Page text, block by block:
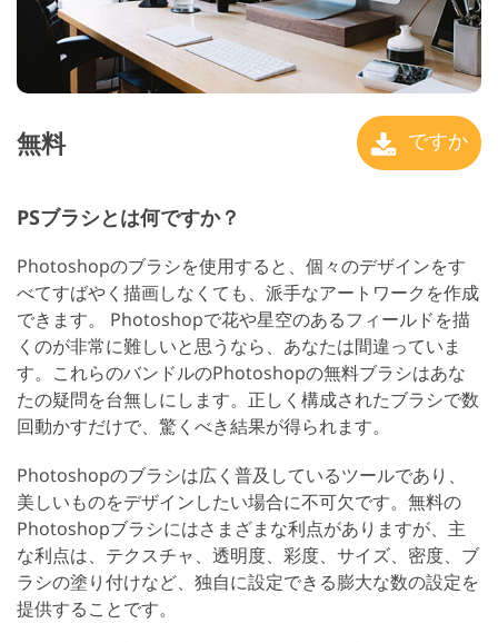
無料 ですか
PSブラシとは何ですか？
Photoshopのブラシを使用すると、個々のデザインをす
べてすばやく描画しなくても、派手なアートワークを作成
できます。 Photoshopで花や星空のあるフィールドを描
くのが非常に難しいと思うなら、あなたは間違っていま
す。これらのバンドルのPhotoshopの無料ブラシはあな
たの疑問を台無しにします。正しく構成されたブラシで数
回動かすだけで、驚くべき結果が得られます。
Photoshopのブラシは広く普及しているツールであり、
美しいものをデザインしたい場合に不可欠です。無料の
Photoshopブラシにはさまざまな利点がありますが、主
な利点は、テクスチャ、透明度、彩度、サイズ、密度、ブ
ラシの塗り付けなど、独自に設定できる膨大な数の設定を
提供することです。